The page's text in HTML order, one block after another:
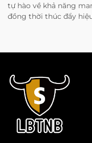
tự hào về khả năng
đồng thời thúc đẩy